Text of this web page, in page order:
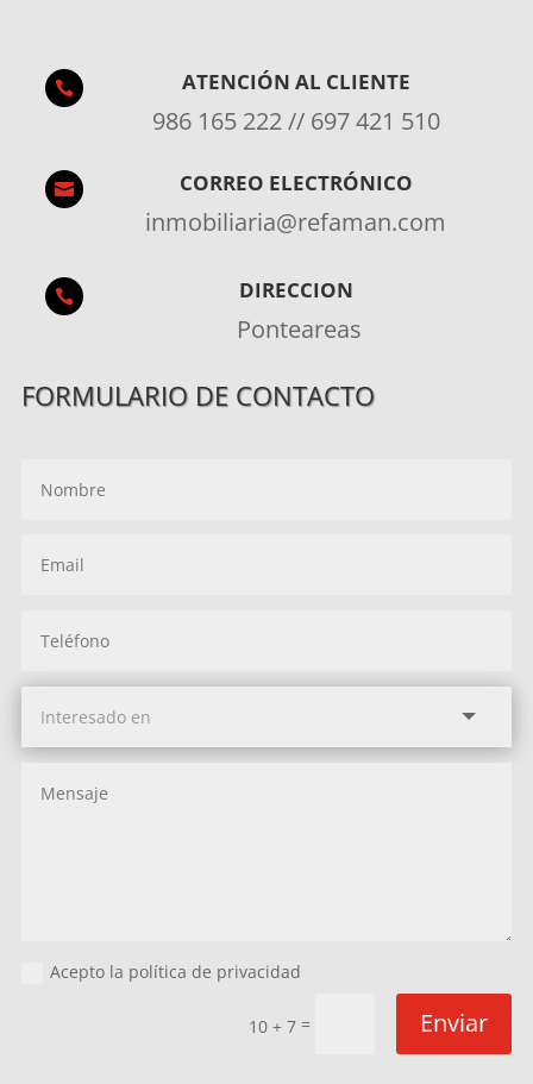
 ATENCIÓN AL CLIENTE
986 165 222 // 697 421 510
 CORREO ELECTRÓNICO
inmobiliaria@refaman.com
 DIRECCION
Ponteareas
FORMULARIO DE CONTACTO
Acepto la política de privacidad
10 + 7 = Enviar